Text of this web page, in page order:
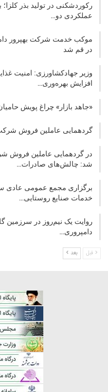
عملکردی دو…
موکب خدمت شرکت بهپرور
در قم شد
وزیر جهادکشاورزی: امنیت
افزایش بهره‌وری…
«جاهد بازار» چراغ پویش
گردهمایی عاملین فروش
در گردهمایی عاملین فروش
شد: چالش‌های صادرات…
برگزاری مجمع عمومی عادی
خدمات صنایع روستایی…
روایت یک نیم‌روز در سرزمین
دامپروری…
قبل بعد